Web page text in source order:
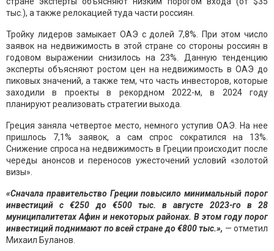
тыс.), а также релокацией туда части россиян.
Тройку лидеров замыкает ОАЭ с долей 7,8%. При этом число
заявок на недвижимость в этой стране со стороны россиян в
годовом выражении снизилось на 23%. Данную тенденцию
эксперты объясняют ростом цен на недвижимость в ОАЭ до
пиковых значений, а также тем, что часть инвесторов, которые
заходили в проекты в рекордном 2022-м, в 2024 году
планируют реализовать стратегии выхода.
Греция заняла четвертое место, немного уступив ОАЭ. На нее
пришлось 7,1% заявок, а сам спрос сократился на 13%.
Снижение спроса на недвижимость в Греции происходит после
череды анонсов и переносов ужесточений условий «золотой
визы».
«Сначала правительство Греции повысило минимальный порог
инвестиций с €250 до €500 тыс. в августе 2023-го в 28
муниципалитетах Афин и некоторых районах. В этом году порог
инвестиций поднимают по всей стране до €800 тыс.», — отметил
Михаил Буланов.